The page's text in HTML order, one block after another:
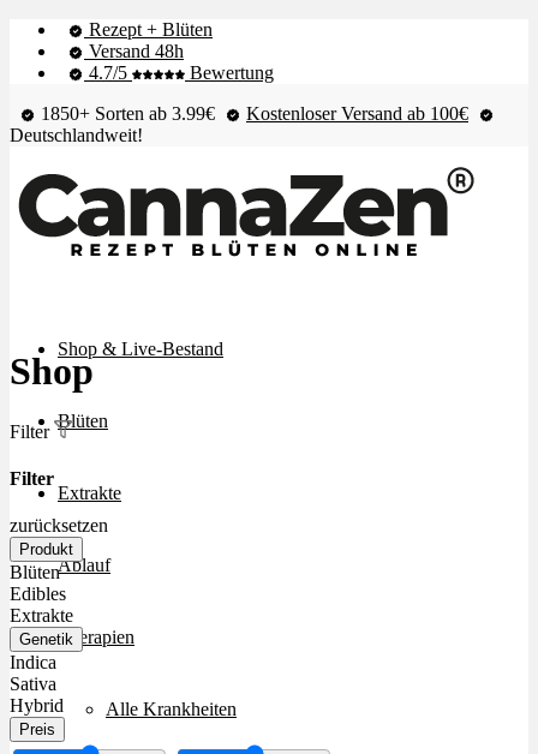
Rezept + Blüten
Versand 48h
4.7/5
Bewertung
1850+ Sorten ab 3.99€
Kostenloser Versand ab 100€
Deutschlandweit!
Shop & Live-Bestand
Blüten
Extrakte
Ablauf
Therapien
Alle Krankheiten
Shop
Filter
Filter
zurücksetzen
Produkt
Blüten
Edibles
Extrakte
Genetik
Indica
Sativa
Hybrid
Preis